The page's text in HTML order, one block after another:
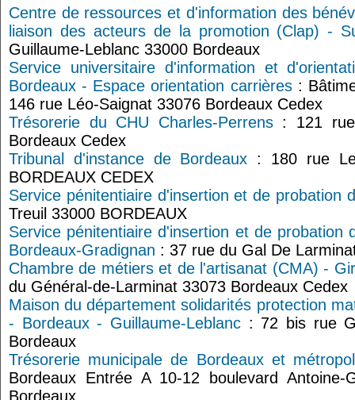
Centre de ressources et d'information des
liaison des acteurs de la promotion (Clap) -
Guillaume-Leblanc 33000 Bordeaux
Service universitaire d'information et
Bordeaux - Espace orientation carrières:
146 rue Léo-Saignat 33076 Bordeaux Cedex
Trésorerie du CHU Charles-Perrens: 121 rue
Bordeaux Cedex
Tribunal d'instance de Bordeaux : 180 rue
BORDEAUX CEDEX
Service pénitentiaire d'insertion et de probation
Treuil 33000 BORDEAUX
Service pénitentiaire d'insertion et de probation
Bordeaux-Gradignan : 37 rue du Gal De
Chambre de métiers et de l'artisanat (CMA) -
du Général-de-Larminat 33073 Bordeaux Cedex
Maison du département solidarités protection
- Bordeaux - Guillaume-Leblanc : 72 bis rue
Bordeaux
Trésorerie municipale de Bordeaux et
Bordeaux Entrée A 10-12 boulevard
Bordeaux